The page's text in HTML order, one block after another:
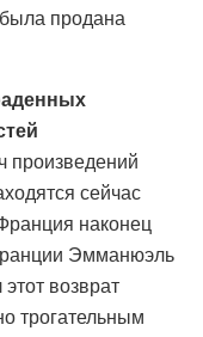
продана
произведений
сейчас
наконец
Эмманюэль
возврат
трогательным